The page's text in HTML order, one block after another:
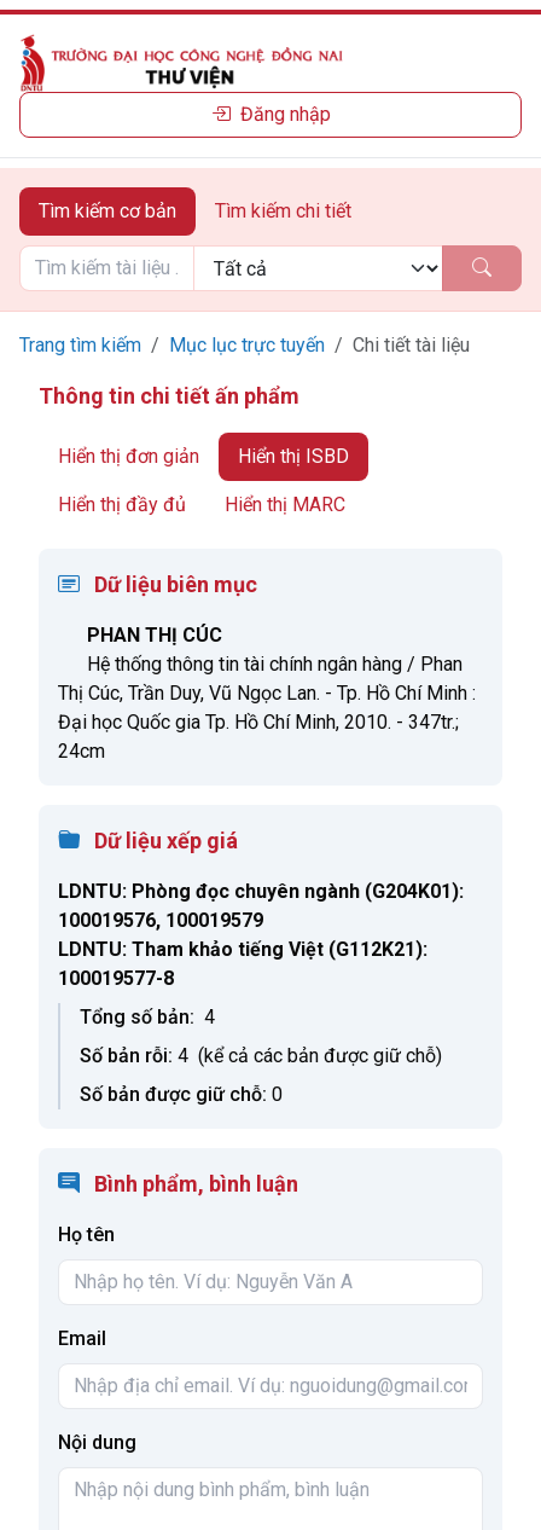
Đăng nhập
Tìm kiếm cơ bản Tìm kiếm chi tiết
Trang tìm kiếm Mục lục trực tuyến Chi tiết tài liệu
Thông tin chi tiết ấn phẩm
Hiển thị đơn giản Hiển thị ISBD
Hiển thị đầy đủ Hiển thị MARC
Dữ liệu biên mục
PHAN THỊ CÚC
Hệ thống thông tin tài chính ngân hàng / Phan
Thị Cúc, Trần Duy, Vũ Ngọc Lan. - Tp. Hồ Chí Minh :
Đại học Quốc gia Tp. Hồ Chí Minh, 2010. - 347tr.;
24cm
Dữ liệu xếp giá
LDNTU: Phòng đọc chuyên ngành (G204K01):
100019576, 100019579
LDNTU: Tham khảo tiếng Việt (G112K21):
100019577-8
Tổng số bản: 4
Số bản rỗi: 4 (kể cả các bản được giữ chỗ)
Số bản được giữ chỗ: 0
Bình phẩm, bình luận
Họ tên
Email
Nội dung